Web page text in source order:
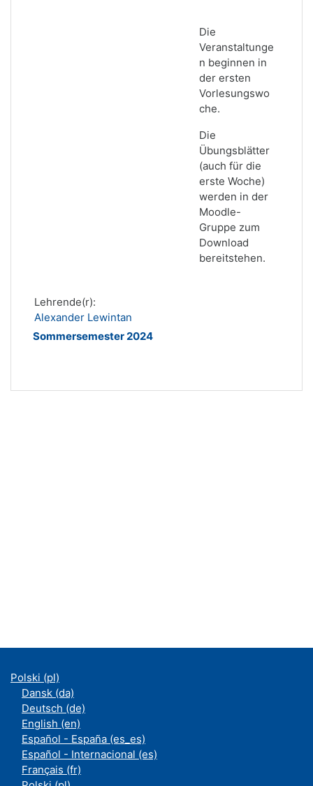
Die
Veranstaltunge
n beginnen in
der ersten
Vorlesungswo
che.
Die
Übungsblätter
(auch für die
erste Woche)
werden in der
Moodle-
Gruppe zum
Download
bereitstehen.
Lehrende(r):
Alexander Lewintan
Sommersemester 2024
Polski ‎(pl)‎
Dansk ‎(da)‎
Deutsch ‎(de)‎
English ‎(en)‎
Español - España ‎(es_es)‎
Español - Internacional ‎(es)‎
Français ‎(fr)‎